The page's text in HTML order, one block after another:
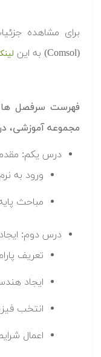
برای مشاهده
(Comsol) به این
فهرست سرفصل
مجموعه آموزشی،
درس یکم:
ورود به نرم
مباحث
درس دوم:
تعریف
ایجاد
انتخب
اعمال